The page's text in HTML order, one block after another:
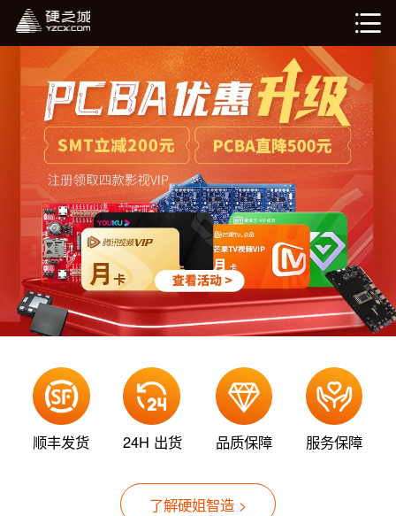
硬姐智造
在线计价（敬请期待）
我的订单（敬请期待）
企业介绍
新闻资讯
退出登录
顺丰发货 24H 出货 品质保障 服务保障
了解硬姐智造 >